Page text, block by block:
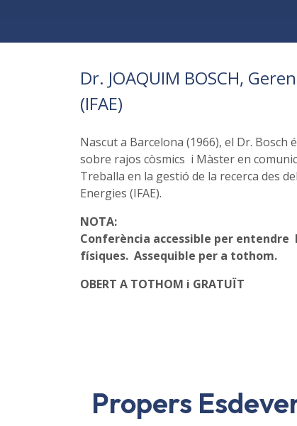
Dr. JOAQUIM BOSCH,
(IFAE)
Nascut a Barcelona (1966), el Dr.
sobre rajos còsmics i Màster en
Treballa en la gestió de la recerca des
Energies (IFAE).
NOTA:
Conferència accessible per entendre
físiques. Assequible per a tothom.
OBERT A TOTHOM i GRATUÏT
Propers